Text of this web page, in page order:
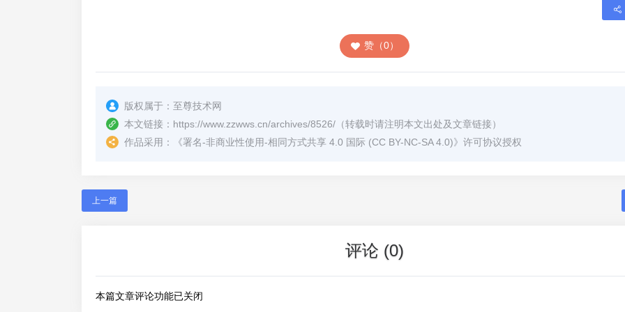
赞（0）
版权属于： 至尊技术网
本文链接： https://www.zzwws.cn/archives/8526/ （转载时请注明本文出处及文章链接）
作品采用：
《署名-非商业性使用-相同方式共享 4.0 国际 (CC BY-NC-SA 4.0)》许可协议授权
上一篇
评论 (0)
本篇文章评论功能已关闭